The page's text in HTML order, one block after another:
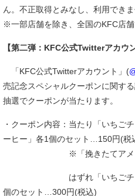
ん。不正取得とみなし、利用できま
※一部店舗を除き、全国のKFC店舗
【第二弾：KFC公式Twitterアカウ
「KFC公式Twitterアカウント」(
売記念スペシャルクーポンに関す
抽選でクーポンが当たります。
・クーポン内容：当たり「いちご
ーヒー」各1個のセット…150円(税
※「挽きたてアメリカン
はずれ「いちごチョコ パ
個のセット…300円(税込)